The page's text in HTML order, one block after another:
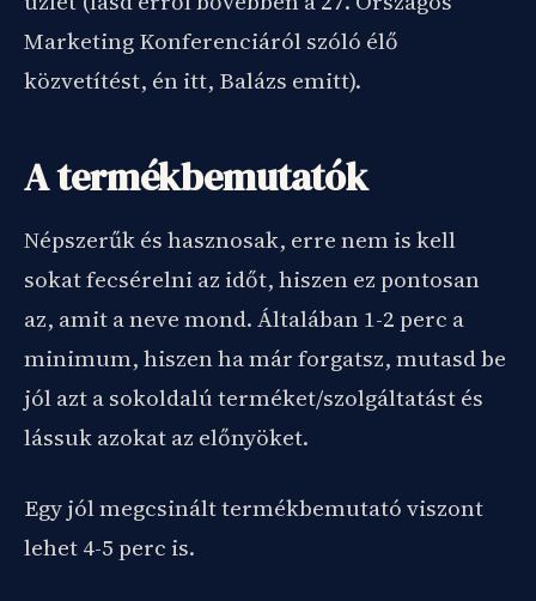
Marketing Konferenciáról szóló élő
közvetítést, én itt, Balázs emitt).
A termékbemutatók
Népszerűk és hasznosak, erre nem is kell
sokat fecsérelni az időt, hiszen ez pontosan
az, amit a neve mond. Általában 1-2 perc a
minimum, hiszen ha már forgatsz, mutasd be
jól azt a sokoldalú terméket/szolgáltatást és
lássuk azokat az előnyöket.
Egy jól megcsinált termékbemutató viszont
lehet 4-5 perc is.